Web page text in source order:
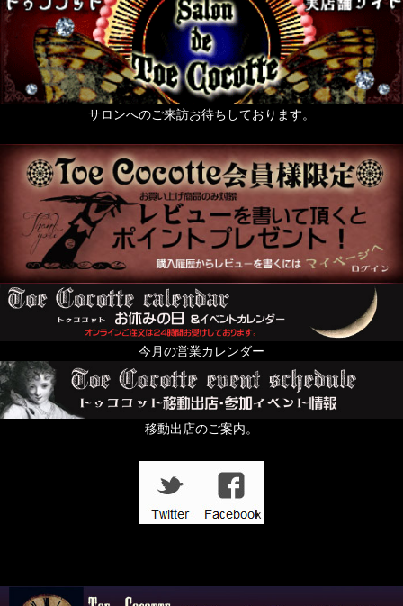
サロンへのご来訪お待ちしております。
今月の営業カレンダー
移動出店のご案内。